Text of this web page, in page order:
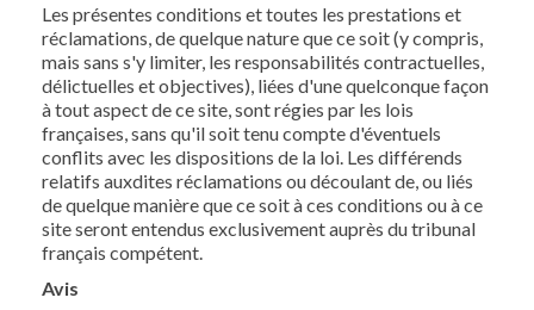
Les présentes conditions et toutes les prestations et
réclamations, de quelque nature que ce soit (y compris,
mais sans s'y limiter, les responsabilités contractuelles,
délictuelles et objectives), liées d'une quelconque façon
à tout aspect de ce site, sont régies par les lois
françaises, sans qu'il soit tenu compte d'éventuels
conflits avec les dispositions de la loi. Les différends
relatifs auxdites réclamations ou découlant de, ou liés
de quelque manière que ce soit à ces conditions ou à ce
site seront entendus exclusivement auprès du tribunal
français compétent.
Avis